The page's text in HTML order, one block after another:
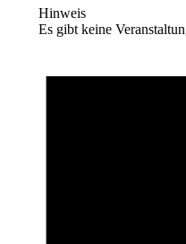
Hinweis
Es gibt keine